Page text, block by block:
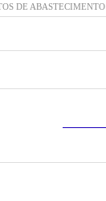
DE ABASTECIMENTO